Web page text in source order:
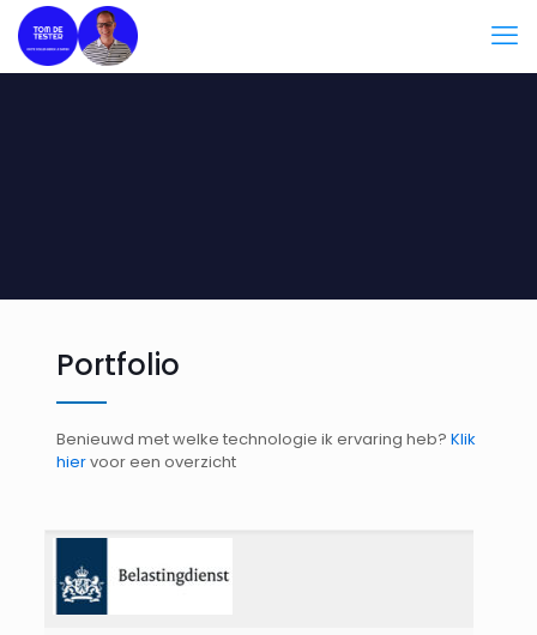
Portfolio
Benieuwd met welke technologie ik ervaring heb? Klik
hiervoor een overzicht